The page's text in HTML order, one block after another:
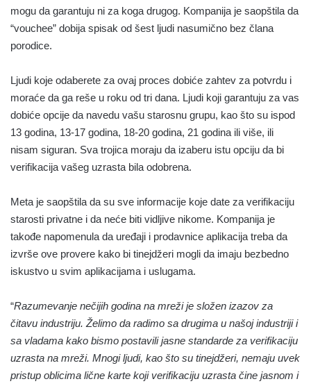
mogu da garantuju ni za koga drugog. Kompanija je saopštila da
“vouchee” dobija spisak od šest ljudi nasumično bez člana
porodice.
Ljudi koje odaberete za ovaj proces dobiće zahtev za potvrdu i
moraće da ga reše u roku od tri dana. Ljudi koji garantuju za vas
dobiće opcije da navedu vašu starosnu grupu, kao što su ispod
13 godina, 13-17 godina, 18-20 godina, 21 godina ili više, ili
nisam siguran. Sva trojica moraju da izaberu istu opciju da bi
verifikacija vašeg uzrasta bila odobrena.
Meta je saopštila da su sve informacije koje date za verifikaciju
starosti privatne i da neće biti vidljive nikome. Kompanija je
takođe napomenula da uređaji i prodavnice aplikacija treba da
izvrše ove provere kako bi tinejdžeri mogli da imaju bezbedno
iskustvo u svim aplikacijama i uslugama.
“Razumevanje nečijih godina na mreži je složen izazov za
čitavu industriju. Želimo da radimo sa drugima u našoj industriji i
sa vladama kako bismo postavili jasne standarde za verifikaciju
uzrasta na mreži. Mnogi ljudi, kao što su tinejdžeri, nemaju uvek
pristup oblicima lične karte koji verifikaciju uzrasta čine jasnom i